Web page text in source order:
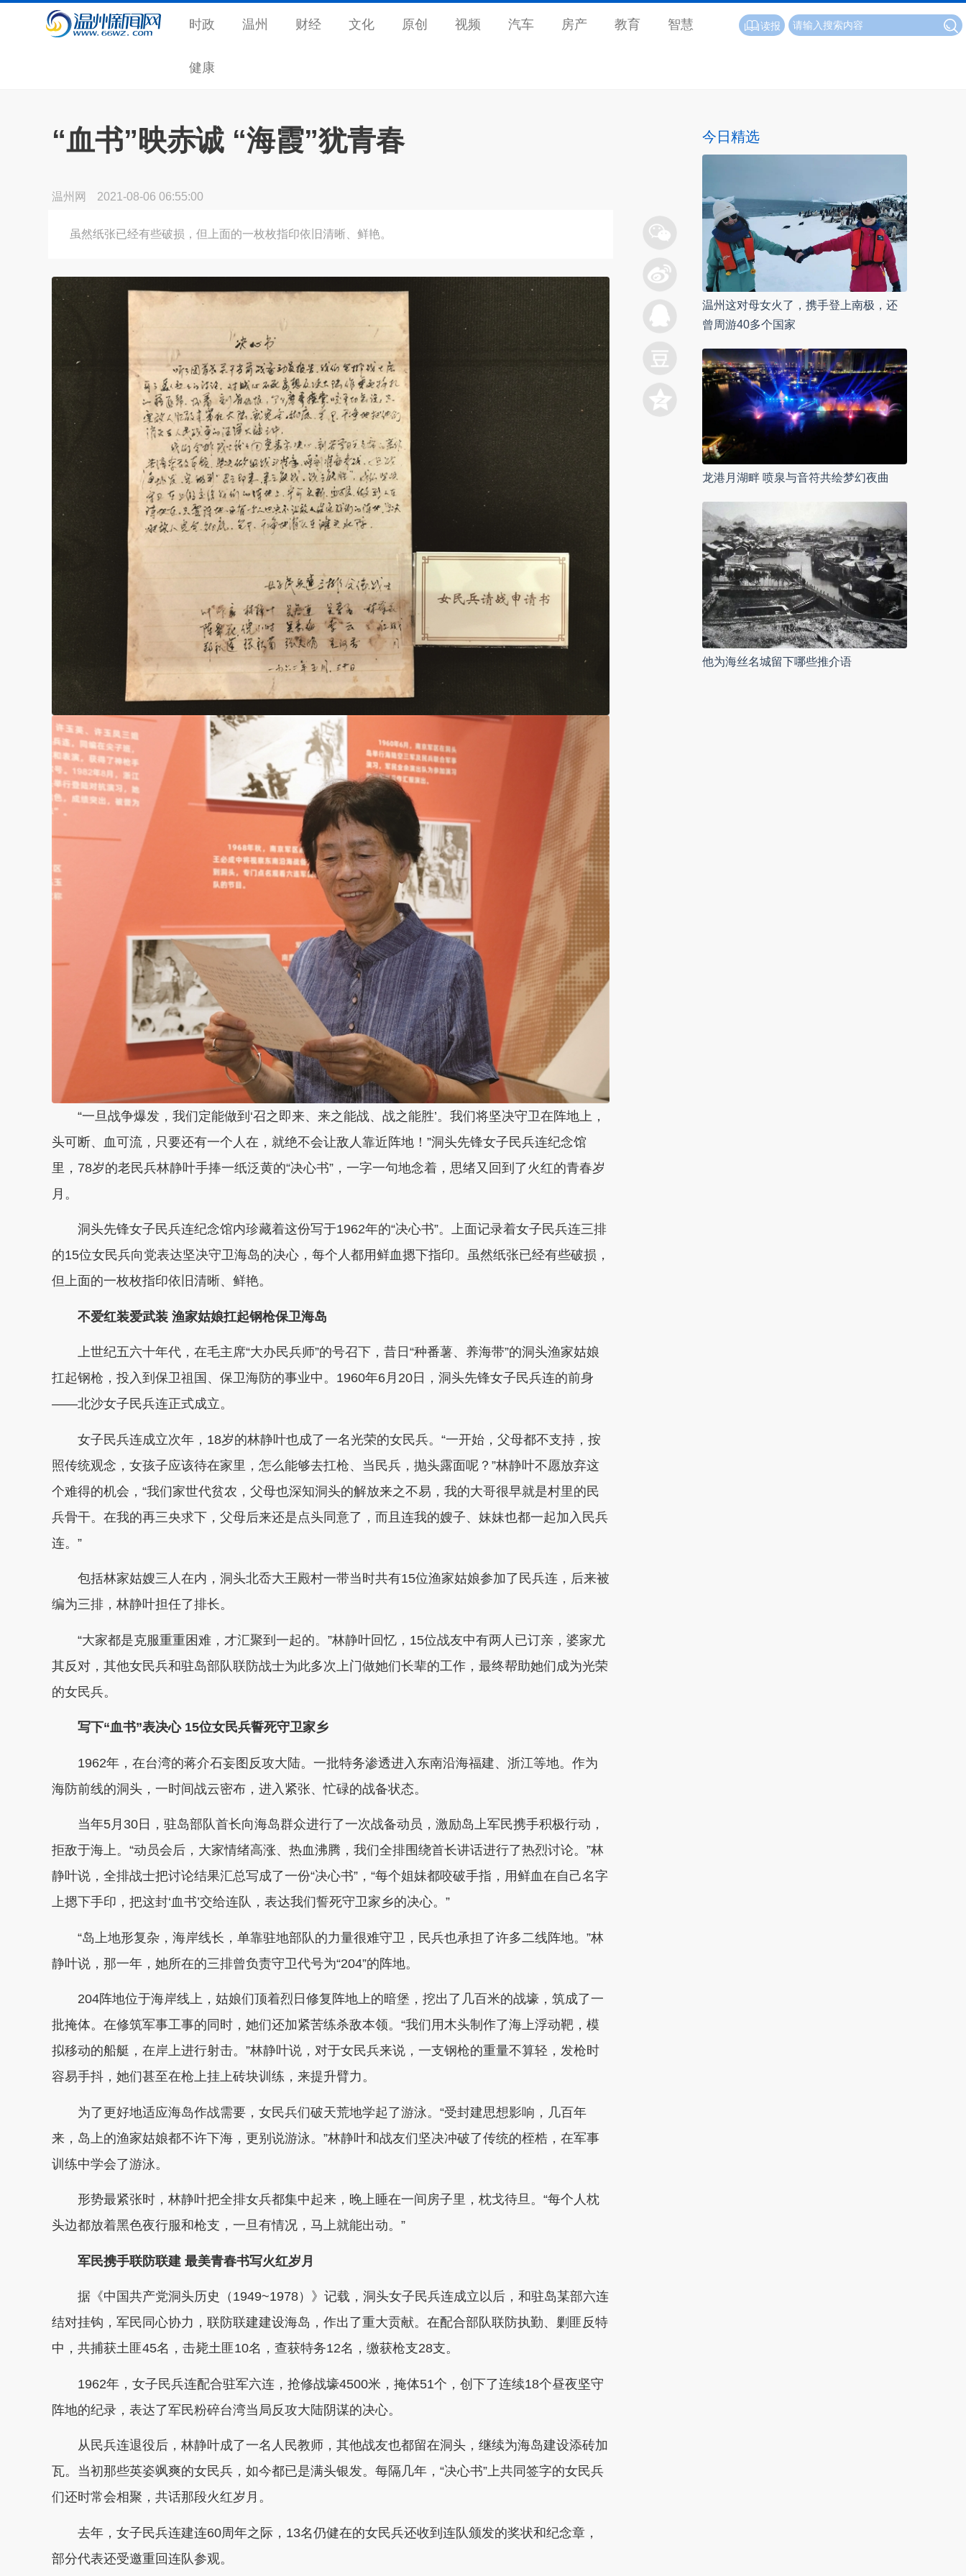
时政 温州 财经 文化 原创 视频 汽车 房产 教育 智慧
健康
读报
“血书”映赤诚 “海霞”犹青春
温州网 2021-08-06 06:55:00
虽然纸张已经有些破损，但上面的一枚枚指印依旧清晰、鲜艳。
“一旦战争爆发，我们定能做到‘召之即来、来之能战、战之能胜’。我们将坚决守卫在阵地上，
头可断、血可流，只要还有一个人在，就绝不会让敌人靠近阵地！”洞头先锋女子民兵连纪念馆
里，78岁的老民兵林静叶手捧一纸泛黄的“决心书”，一字一句地念着，思绪又回到了火红的青春岁
月。
洞头先锋女子民兵连纪念馆内珍藏着这份写于1962年的“决心书”。上面记录着女子民兵连三排
的15位女民兵向党表达坚决守卫海岛的决心，每个人都用鲜血摁下指印。虽然纸张已经有些破损，
但上面的一枚枚指印依旧清晰、鲜艳。
不爱红装爱武装 渔家姑娘扛起钢枪保卫海岛
上世纪五六十年代，在毛主席“大办民兵师”的号召下，昔日“种番薯、养海带”的洞头渔家姑娘
扛起钢枪，投入到保卫祖国、保卫海防的事业中。1960年6月20日，洞头先锋女子民兵连的前身
——北沙女子民兵连正式成立。
女子民兵连成立次年，18岁的林静叶也成了一名光荣的女民兵。“一开始，父母都不支持，按
照传统观念，女孩子应该待在家里，怎么能够去扛枪、当民兵，抛头露面呢？”林静叶不愿放弃这
个难得的机会，“我们家世代贫农，父母也深知洞头的解放来之不易，我的大哥很早就是村里的民
兵骨干。在我的再三央求下，父母后来还是点头同意了，而且连我的嫂子、妹妹也都一起加入民兵
连。”
包括林家姑嫂三人在内，洞头北岙大王殿村一带当时共有15位渔家姑娘参加了民兵连，后来被
编为三排，林静叶担任了排长。
“大家都是克服重重困难，才汇聚到一起的。”林静叶回忆，15位战友中有两人已订亲，婆家尤
其反对，其他女民兵和驻岛部队联防战士为此多次上门做她们长辈的工作，最终帮助她们成为光荣
的女民兵。
写下“血书”表决心 15位女民兵誓死守卫家乡
1962年，在台湾的蒋介石妄图反攻大陆。一批特务渗透进入东南沿海福建、浙江等地。作为
海防前线的洞头，一时间战云密布，进入紧张、忙碌的战备状态。
当年5月30日，驻岛部队首长向海岛群众进行了一次战备动员，激励岛上军民携手积极行动，
拒敌于海上。“动员会后，大家情绪高涨、热血沸腾，我们全排围绕首长讲话进行了热烈讨论。”林
静叶说，全排战士把讨论结果汇总写成了一份“决心书”，“每个姐妹都咬破手指，用鲜血在自己名字
上摁下手印，把这封‘血书’交给连队，表达我们誓死守卫家乡的决心。”
“岛上地形复杂，海岸线长，单靠驻地部队的力量很难守卫，民兵也承担了许多二线阵地。”林
静叶说，那一年，她所在的三排曾负责守卫代号为“204”的阵地。
204阵地位于海岸线上，姑娘们顶着烈日修复阵地上的暗堡，挖出了几百米的战壕，筑成了一
批掩体。在修筑军事工事的同时，她们还加紧苦练杀敌本领。“我们用木头制作了海上浮动靶，模
拟移动的船艇，在岸上进行射击。”林静叶说，对于女民兵来说，一支钢枪的重量不算轻，发枪时
容易手抖，她们甚至在枪上挂上砖块训练，来提升臂力。
为了更好地适应海岛作战需要，女民兵们破天荒地学起了游泳。“受封建思想影响，几百年
来，岛上的渔家姑娘都不许下海，更别说游泳。”林静叶和战友们坚决冲破了传统的桎梏，在军事
训练中学会了游泳。
形势最紧张时，林静叶把全排女兵都集中起来，晚上睡在一间房子里，枕戈待旦。“每个人枕
头边都放着黑色夜行服和枪支，一旦有情况，马上就能出动。”
军民携手联防联建 最美青春书写火红岁月
据《中国共产党洞头历史（1949~1978）》记载，洞头女子民兵连成立以后，和驻岛某部六连
结对挂钩，军民同心协力，联防联建建设海岛，作出了重大贡献。在配合部队联防执勤、剿匪反特
中，共捕获土匪45名，击毙土匪10名，查获特务12名，缴获枪支28支。
1962年，女子民兵连配合驻军六连，抢修战壕4500米，掩体51个，创下了连续18个昼夜坚守
阵地的纪录，表达了军民粉碎台湾当局反攻大陆阴谋的决心。
从民兵连退役后，林静叶成了一名人民教师，其他战友也都留在洞头，继续为海岛建设添砖加
瓦。当初那些英姿飒爽的女民兵，如今都已是满头银发。每隔几年，“决心书”上共同签字的女民兵
们还时常会相聚，共话那段火红岁月。
去年，女子民兵连建连60周年之际，13名仍健在的女民兵还收到连队颁发的奖状和纪念章，
部分代表还受邀重回连队参观。
今日精选
温州这对母女火了，携手登上南极，还
曾周游40多个国家
龙港月湖畔 喷泉与音符共绘梦幻夜曲
他为海丝名城留下哪些推介语